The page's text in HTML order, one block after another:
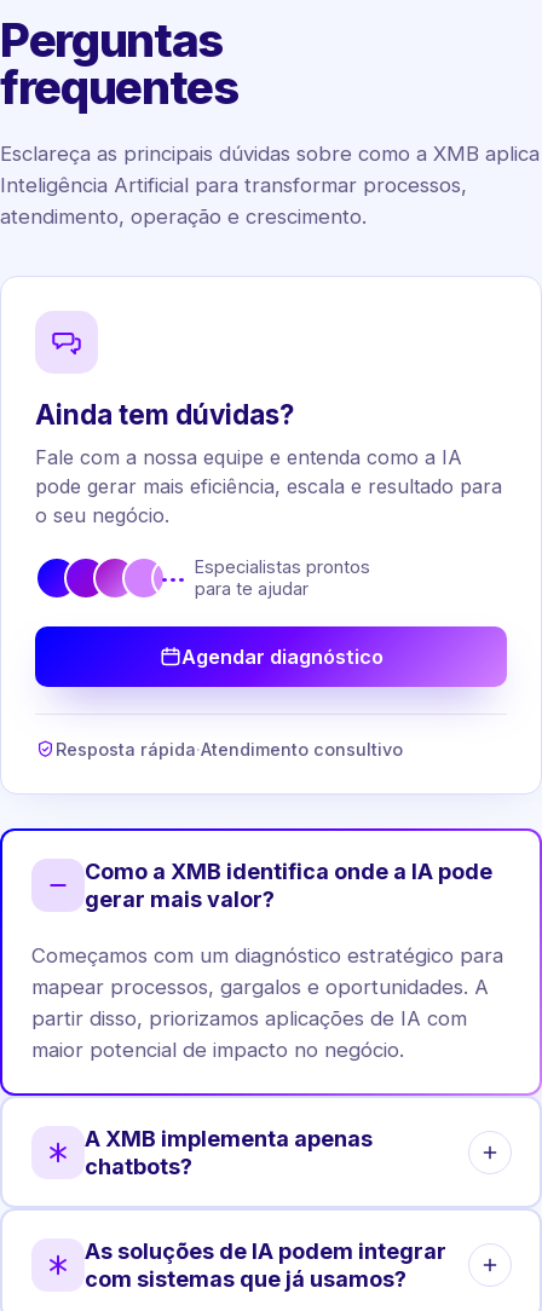
Perguntas
frequentes
Esclareça as principais dúvidas sobre como a XMB aplica
Inteligência Artificial para transformar processos,
atendimento, operação e crescimento.
Ainda tem dúvidas?
Fale com a nossa equipe e entenda como a IA
pode gerar mais eficiência, escala e resultado para
o seu negócio.
•••
Especialistas prontos
para te ajudar
Agendar diagnóstico
Resposta rápida·Atendimento consultivo
Como a XMB identifica onde a IA pode
gerar mais valor?
Começamos com um diagnóstico estratégico para
mapear processos, gargalos e oportunidades. A
partir disso, priorizamos aplicações de IA com
maior potencial de impacto no negócio.
A XMB implementa apenas
chatbots?
Atuamos em automação de processos, análise de
dados, agentes internos, integrações e
As soluções de IA podem integrar
com sistemas que já usamos?